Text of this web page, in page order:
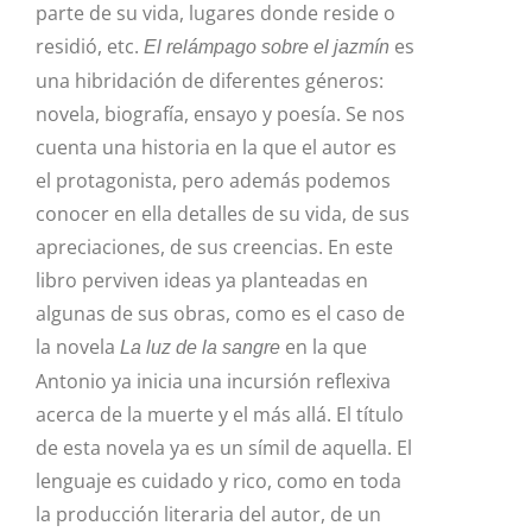
parte de su vida, lugares donde reside o
residió, etc. El relámpago sobre el jazmín es
una hibridación de diferentes géneros:
novela, biografía, ensayo y poesía. Se nos
cuenta una historia en la que el autor es
el protagonista, pero además podemos
conocer en ella detalles de su vida, de sus
apreciaciones, de sus creencias. En este
libro perviven ideas ya planteadas en
algunas de sus obras, como es el caso de
la novela La luz de la sangre en la que
Antonio ya inicia una incursión reflexiva
acerca de la muerte y el más allá. El título
de esta novela ya es un símil de aquella. El
lenguaje es cuidado y rico, como en toda
la producción literaria del autor, de un